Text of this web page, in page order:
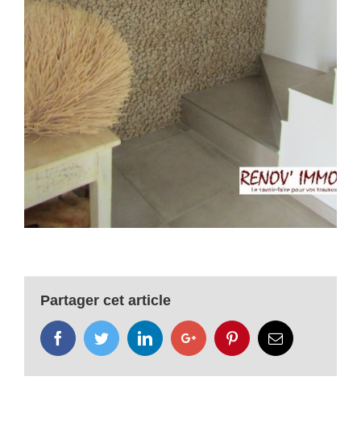
Partager cet article
FacebookTwitterLinkedInGoogle+ PinterestEmail